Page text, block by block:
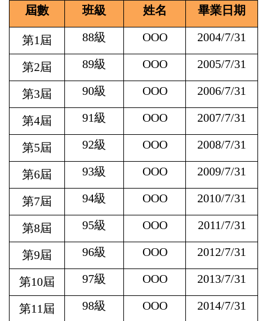
屆數 班級 姓名 畢業日期
第1屆 88級 OOO 2004/7/31
第2屆 89級 OOO 2005/7/31
第3屆 90級 OOO 2006/7/31
第4屆 91級 OOO 2007/7/31
第5屆 92級 OOO 2008/7/31
第6屆 93級 OOO 2009/7/31
第7屆 94級 OOO 2010/7/31
第8屆 95級 OOO 2011/7/31
第9屆 96級 OOO 2012/7/31
第10屆 97級 OOO 2013/7/31
第11屆 98級 OOO 2014/7/31